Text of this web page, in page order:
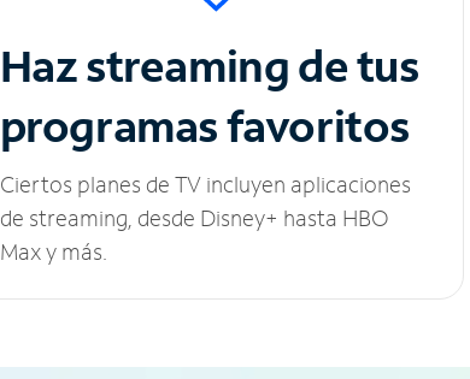
Haz streaming de tus
programas favoritos
Ciertos planes de TV incluyen aplicaciones
de streaming, desde Disney+ hasta HBO
Max y más.